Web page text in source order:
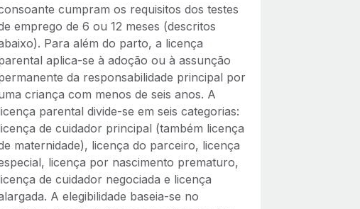
cumpram os requisitos dos testes
emprego de 6 ou 12 meses (descritos
Para além do parto, a licença
aplica‑se à adoção ou à assunção
da responsabilidade principal por
criança com menos de seis anos. A
parental divide‑se em seis categorias:
de cuidador principal (também licença
maternidade), licença do parceiro, licença
licença por nascimento prematuro,
de cuidador negociada e licença
A elegibilidade baseia‑se no